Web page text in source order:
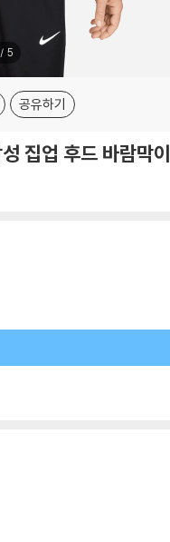
/ 5
공유하기
집업 후드 바람막이